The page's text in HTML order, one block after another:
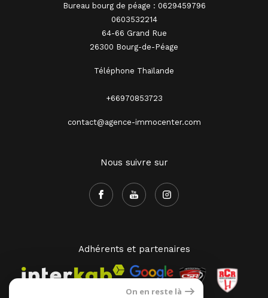
Bureau bourg de péage : 0629459796
0603532214
64-66 Grand Rue
26300 Bourg-de-Péage
Téléphone Thaïlande
+66970853723
contact@agence-immocenter.com
Nous suivre sur
Adhérents et partenaires
On en reste là